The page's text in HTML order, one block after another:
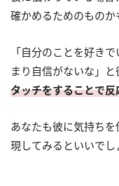
確かめるためのものか
「自分のことを好き
まり自信がないな」と
タッチをすることで
あなたも彼に気持ち
現してみるといいでし